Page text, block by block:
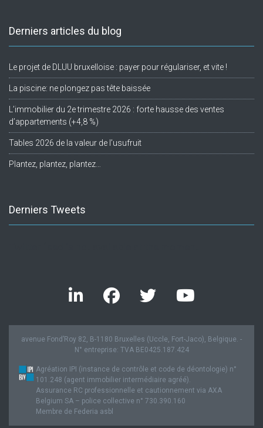
Derniers articles du blog
Le projet de DLUU bruxelloise : payer pour régulariser, et vite !
La piscine: ne plongez pas tête baissée
L’immobilier du 2e trimestre 2026 : forte hausse des ventes
d’appartements (+4,8 %)
Tables 2026 de la valeur de l’usufruit
Plantez, plantez, plantez…
Derniers Tweets
avenue Fond’Roy 82, B-1180 Bruxelles (Uccle, Fort-Jaco), Belgique. -
N° entreprise: TVA BE0425.187.424
Agréation IPI (instance de contrôle et code de déontologie) n°
101.248 (agent immobilier intermédiaire agréé).
Assurance RC professionnelle et cautionnement via AXA
Belgium SA – police collective n° 730.390.160
Membre de Federia asbl